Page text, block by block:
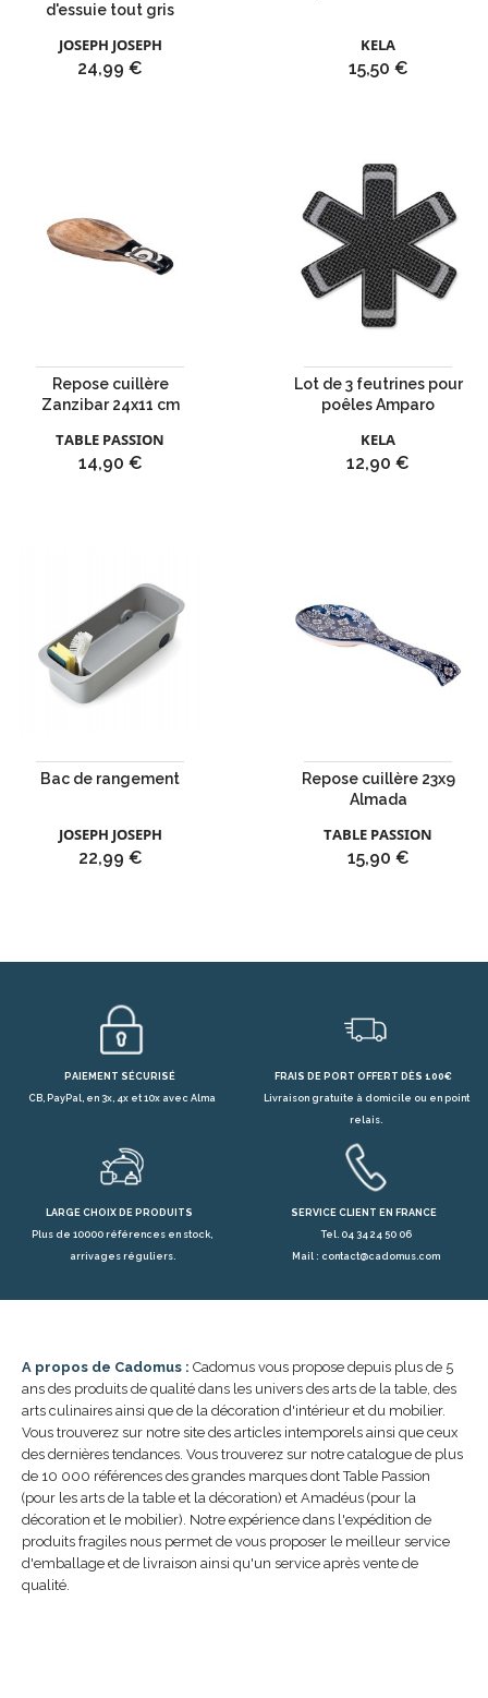
d'essuie tout gris
JOSEPH JOSEPH
Prix
24,99 €
KELA
Prix
15,50 €
Repose cuillère
Zanzibar 24x11 cm
TABLE PASSION
Prix
14,90 €
Lot de 3 feutrines pour
poêles Amparo
KELA
Prix
12,90 €
Bac de rangement
JOSEPH JOSEPH
Prix
22,99 €
Repose cuillère 23x9
Almada
TABLE PASSION
Prix
15,90 €
PAIEMENT SÉCURISÉ
CB, PayPal, en 3x, 4x et 10x avec Alma
FRAIS DE PORT OFFERT DÈS 100€
Livraison gratuite à domicile ou en point
relais.
LARGE CHOIX DE PRODUITS
Plus de 10000 références en stock,
arrivages réguliers.
SERVICE CLIENT EN FRANCE
Tel. 04 34 24 50 06
Mail : contact@cadomus.com
A propos de Cadomus : Cadomus vous propose depuis plus de 5
ans des produits de qualité dans les univers des arts de la table, des
arts culinaires ainsi que de la décoration d'intérieur et du mobilier.
Vous trouverez sur notre site des articles intemporels ainsi que ceux
des dernières tendances. Vous trouverez sur notre catalogue de plus
de 10 000 références des grandes marques dont Table Passion
(pour les arts de la table et la décoration) et Amadéus (pour la
décoration et le mobilier). Notre expérience dans l'expédition de
produits fragiles nous permet de vous proposer le meilleur service
d'emballage et de livraison ainsi qu'un service après vente de
qualité.